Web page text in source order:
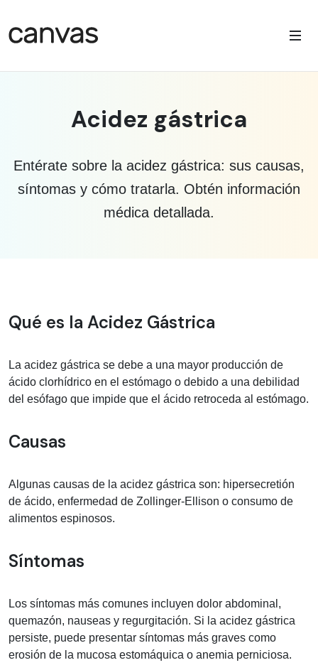
Acidez gástrica
Entérate sobre la acidez gástrica: sus causas,
síntomas y cómo tratarla. Obtén información
médica detallada.
Información médica sobre Acidez
Qué es la Acidez Gástrica
La acidez gástrica se debe a una mayor producción de
ácido clorhídrico en el estómago o debido a una debilidad
del esófago que impide que el ácido retroceda al estómago.
Causas
Algunas causas de la acidez gástrica son: hipersecretión
de ácido, enfermedad de Zollinger-Ellison o consumo de
alimentos espinosos.
Síntomas
Los síntomas más comunes incluyen dolor abdominal,
quemazón, nauseas y regurgitación. Si la acidez gástrica
persiste, puede presentar síntomas más graves como
erosión de la mucosa estomáquica o anemia perniciosa.